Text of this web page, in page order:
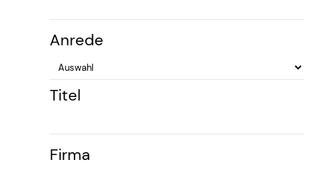
Anrede
Titel
Firma